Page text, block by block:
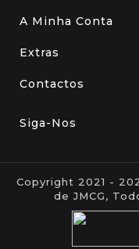
A Minha Conta
Extras
Contactos
Siga-Nos
Copyright 2021 -
de JMCG,